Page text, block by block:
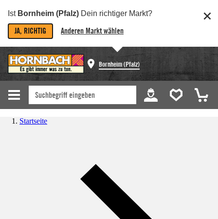
Ist Bornheim (Pfalz) Dein richtiger Markt?
JA, RICHTIG Anderen Markt wählen
Bornheim (Pfalz)
Startseite